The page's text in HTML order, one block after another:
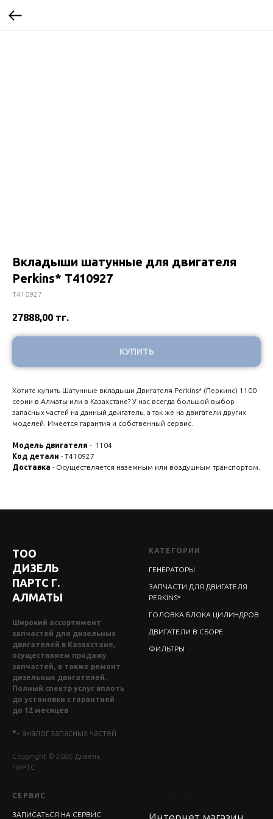
Вкладыши шатунные для двигателя
Perkins* T410927
T410927
27888,00 тг.
КУПИТЬ
Хотите купить Шатунные вкладыши Двигателя Perkins* (Перкинс) 1100
серии в Алматы или в Казахстане? У нас всегда большой выбор
запасных частей на данный двигатель, а так же на двигатели других
моделей. Имеется гарантия и собственный сервис.
Модель двигателя - 1104
Код детали - T410927
Доставка - Осуществляется наземным или воздушным транспортом.
ТОО
ДИЗЕЛЬ
ПАРТС Г.
АЛМАТЫ
Широкий ассортимент
запчастей для дизельных
двигателей в Казахстане,
осуществляем продажу
запчастей, а также ремонт
дизельных двигателей.
Полный спектр услуг вплоть
до установки с гарантией
до 12 месяцев
*- аналог запасных частей
Copyright © 2026 Дизель
ПАРТС
КАТЕГОРИИ
ГЕНЕРАТОРЫ
ЗАПЧАСТИ ДЛЯ ДВИГАТЕЛЯ
PERKINS*
ГОЛОВКА БЛОКА ЦИЛИНДРОВ
ДВИГАТЕЛИ В СБОРЕ
ФИЛЬТРЫ
СЕРВИС
ЗАПИСАТЬСЯ НА СЕРВИС